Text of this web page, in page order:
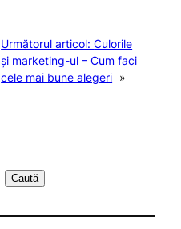
Următorul articol:Culorile
și marketing-ul – Cum faci
cele mai bune alegeri »
Caută